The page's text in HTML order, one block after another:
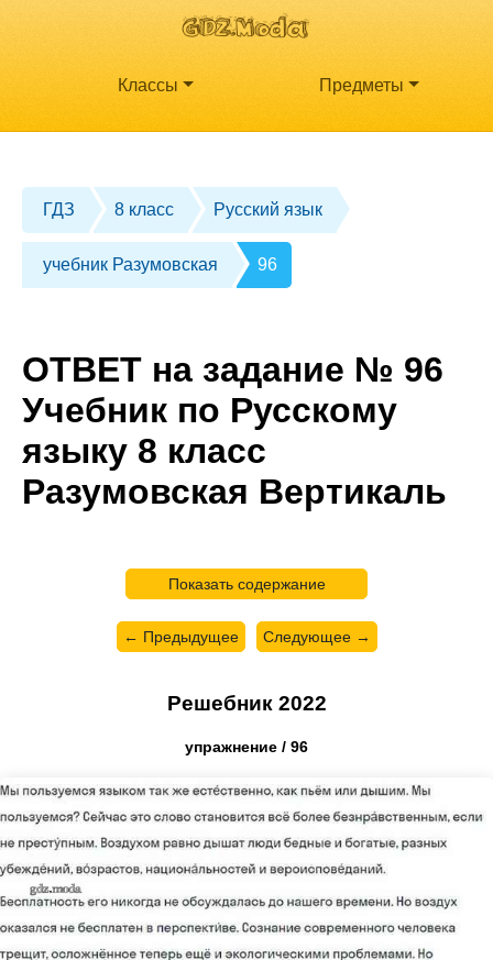
Классы Предметы
ГДЗ 8 класс Русский язык
учебник Разумовская 96
ОТВЕТ на задание № 96
Учебник по Русскому
языку 8 класс
Разумовская Вертикаль
Показать содержание
← Предыдущее Следующее →
Решебник 2022
упражнение / 96